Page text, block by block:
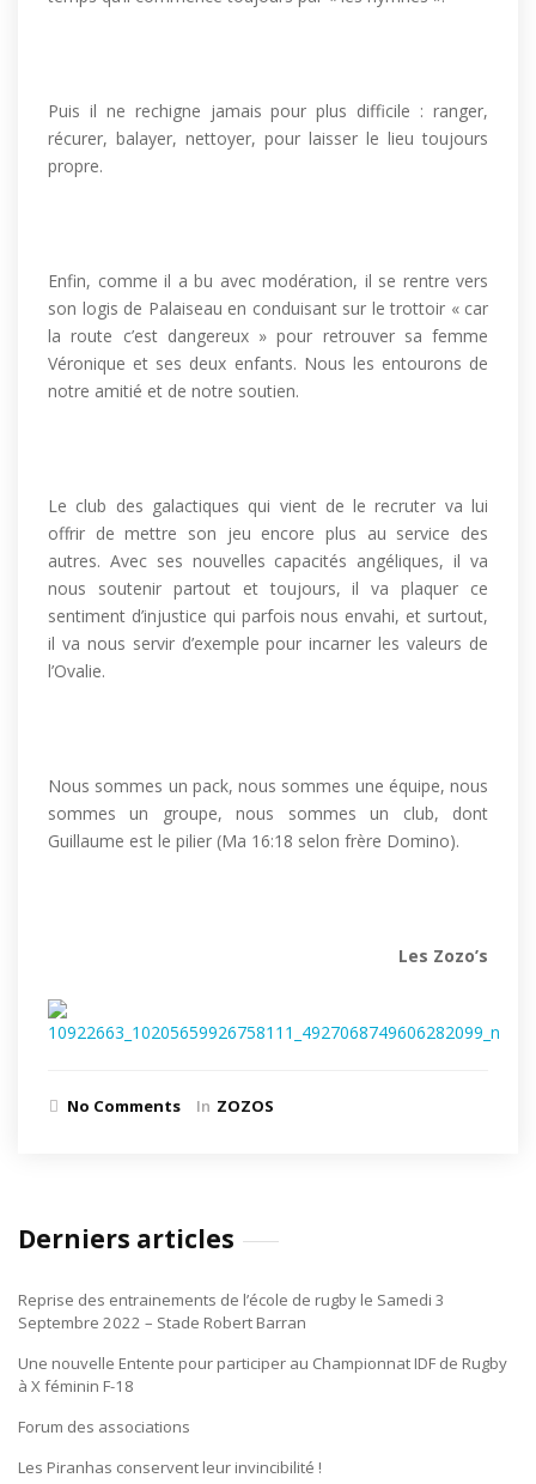
Puis il ne rechigne jamais pour plus difficile : ranger,
récurer, balayer, nettoyer, pour laisser le lieu toujours
propre.
Enfin, comme il a bu avec modération, il se rentre vers
son logis de Palaiseau en conduisant sur le trottoir « car
la route c’est dangereux » pour retrouver sa femme
Véronique et ses deux enfants. Nous les entourons de
notre amitié et de notre soutien.
Le club des galactiques qui vient de le recruter va lui
offrir de mettre son jeu encore plus au service des
autres. Avec ses nouvelles capacités angéliques, il va
nous soutenir partout et toujours, il va plaquer ce
sentiment d’injustice qui parfois nous envahi, et surtout,
il va nous servir d’exemple pour incarner les valeurs de
l’Ovalie.
Nous sommes un pack, nous sommes une équipe, nous
sommes un groupe, nous sommes un club, dont
Guillaume est le pilier (Ma 16:18 selon frère Domino).
Les Zozo’s
No Comments In ZOZOS
Derniers articles
Reprise des entrainements de l’école de rugby le Samedi 3
Septembre 2022 – Stade Robert Barran
Une nouvelle Entente pour participer au Championnat IDF de Rugby
à X féminin F-18
Forum des associations
Les Piranhas conservent leur invincibilité !